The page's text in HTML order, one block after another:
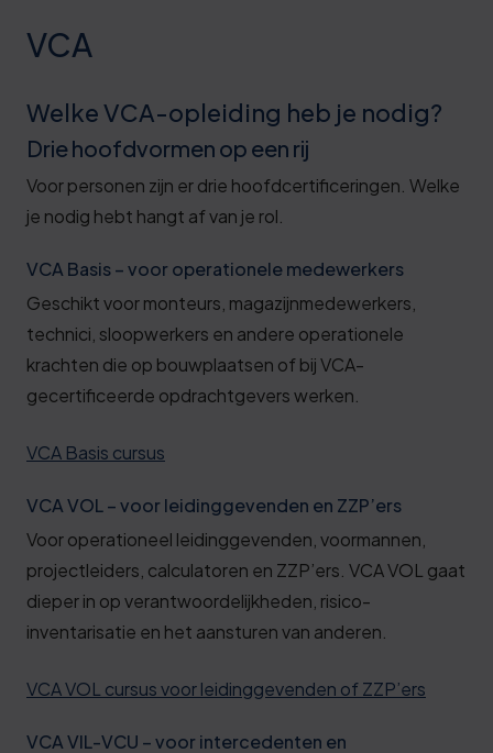
VCA
Welke VCA-opleiding heb je nodig?
Drie hoofdvormen op een rij
Voor personen zijn er drie hoofdcertificeringen. Welke
je nodig hebt hangt af van je rol.
VCA Basis – voor operationele medewerkers
Geschikt voor monteurs, magazijnmedewerkers,
technici, sloopwerkers en andere operationele
krachten die op bouwplaatsen of bij VCA-
gecertificeerde opdrachtgevers werken.
VCA Basis cursus
VCA VOL – voor leidinggevenden en ZZP’ers
Voor operationeel leidinggevenden, voormannen,
projectleiders, calculatoren en ZZP’ers. VCA VOL gaat
dieper in op verantwoordelijkheden, risico-
inventarisatie en het aansturen van anderen.
VCA VOL cursus voor leidinggevenden of ZZP’ers
VCA VIL-VCU – voor intercedenten en